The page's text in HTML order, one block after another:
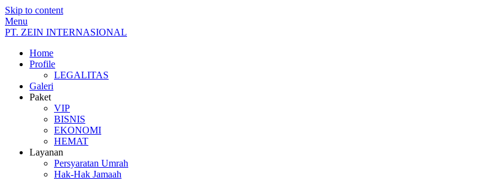
Skip to content
Menu
PT. ZEIN INTERNASIONAL
Home
Profile
LEGALITAS
Galeri
Paket
VIP
BISNIS
EKONOMI
HEMAT
Layanan
Persyaratan Umrah
Hak-Hak Jamaah